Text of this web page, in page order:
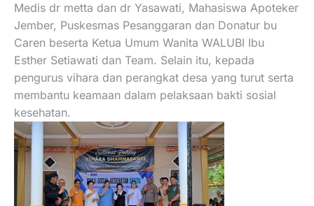
Medis dr metta dan dr Yasawati, Mahasiswa Apoteker
Jember, Puskesmas Pesanggaran dan Donatur bu
Caren beserta Ketua Umum Wanita WALUBI Ibu
Esther Setiawati dan Team. Selain itu, kepada
pengurus vihara dan perangkat desa yang turut serta
membantu keamaan dalam pelaksaan bakti sosial
kesehatan.